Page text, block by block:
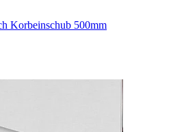
Korbeinschub 500mm